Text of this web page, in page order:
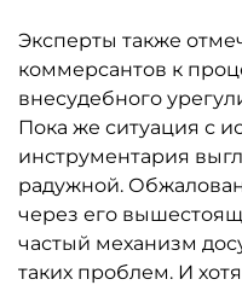
Эксперты также
коммерсантов к
внесудебного
Пока же ситуация с
инструментария
радужной.
через его
частый механизм
таких проблем. И